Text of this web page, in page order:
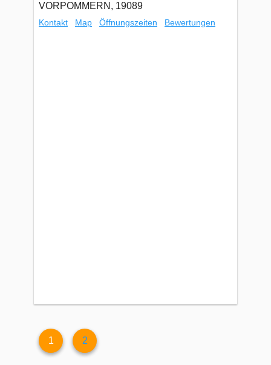
VORPOMMERN, 19089
Kontakt Map Öffnungszeiten Bewertungen
1 2